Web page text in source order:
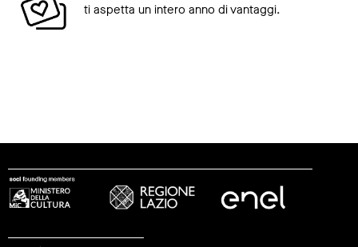
ti aspetta un intero anno di vantaggi.